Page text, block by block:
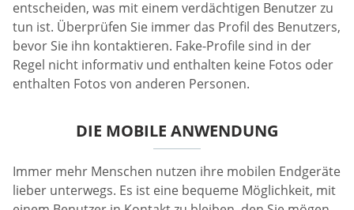
entscheiden, was mit einem verdächtigen Benutzer zu
tun ist. Überprüfen Sie immer das Profil des Benutzers,
bevor Sie ihn kontaktieren. Fake-Profile sind in der
Regel nicht informativ und enthalten keine Fotos oder
enthalten Fotos von anderen Personen.
DIE MOBILE ANWENDUNG
Immer mehr Menschen nutzen ihre mobilen Endgeräte
lieber unterwegs. Es ist eine bequeme Möglichkeit, mit